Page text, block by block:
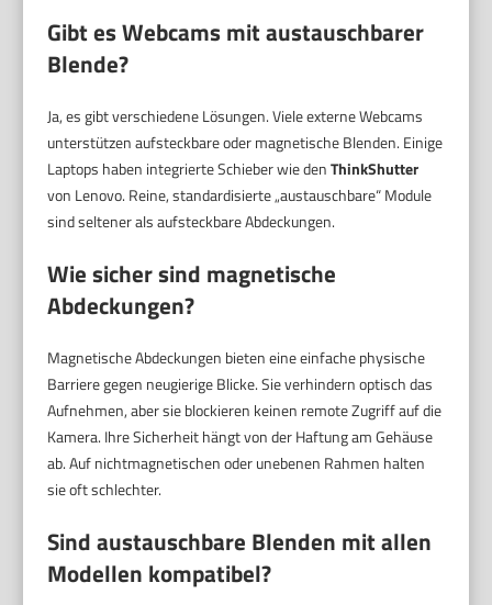
Gibt es Webcams mit austauschbarer
Blende?
Ja, es gibt verschiedene Lösungen. Viele externe Webcams
unterstützen aufsteckbare oder magnetische Blenden. Einige
Laptops haben integrierte Schieber wie denThinkShutter
von Lenovo. Reine, standardisierte „austauschbare“ Module
sind seltener als aufsteckbare Abdeckungen.
Wie sicher sind magnetische
Abdeckungen?
Magnetische Abdeckungen bieten eine einfache physische
Barriere gegen neugierige Blicke. Sie verhindern optisch das
Aufnehmen, aber sie blockieren keinen remote Zugriff auf die
Kamera. Ihre Sicherheit hängt von der Haftung am Gehäuse
ab. Auf nichtmagnetischen oder unebenen Rahmen halten
sie oft schlechter.
Sind austauschbare Blenden mit allen
Modellen kompatibel?